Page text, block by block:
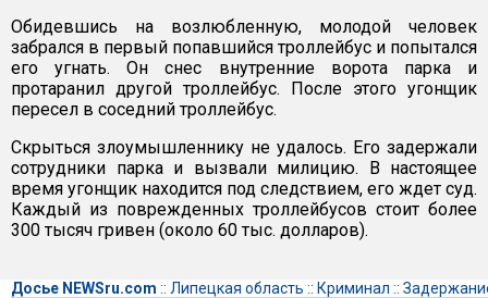
Обидевшись на возлюбленную, молодой человек
забрался в первый попавшийся троллейбус и попытался
его угнать. Он снес внутренние ворота парка и
протаранил другой троллейбус. После этого угонщик
пересел в соседний троллейбус.
Скрыться злоумышленнику не удалось. Его задержали
сотрудники парка и вызвали милицию. В настоящее
время угонщик находится под следствием, его ждет суд.
Каждый из поврежденных троллейбусов стоит более
300 тысяч гривен (около 60 тыс. долларов).
Досье NEWSru.com :: Липецкая область :: Криминал ::